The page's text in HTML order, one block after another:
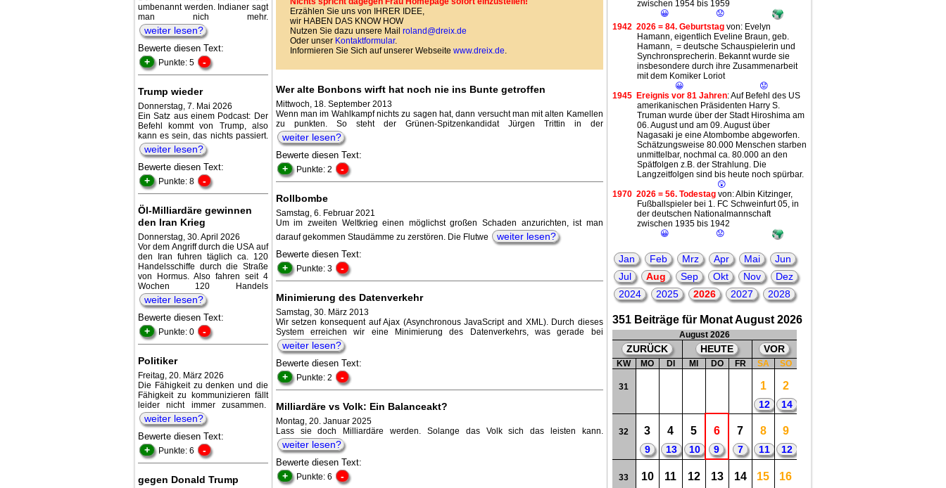
umbenannt werden. Indianer sagt
man nich mehr.
weiter lesen?
Bewerte diesen Text:
+ Punkte: 5 -
Trump wieder
Donnerstag, 7. Mai 2026
Ein Satz aus einem Podcast: Der
Befehl kommt von Trump, also
kann es sein, das nichts passiert.
weiter lesen?
Bewerte diesen Text:
+ Punkte: 8 -
Öl-Milliardäre gewinnen
den Iran Krieg
Donnerstag, 30. April 2026
Vor dem Angriff durch die USA auf
den Iran fuhren täglich ca. 120
Handelsschiffe durch die Straße
von Hormus. Also fahren seit 4
Wochen 120 Handels
weiter lesen?
Bewerte diesen Text:
+ Punkte: 0 -
Politiker
Freitag, 20. März 2026
Die Fähigkeit zu denken und die
Fähigkeit zu kommunizieren fällt
leider nicht immer zusammen.
weiter lesen?
Bewerte diesen Text:
+ Punkte: 6 -
gegen Donald Trump
Erzählen Sie uns von IHRER IDEE,
wir HABEN DAS KNOW HOW
Nutzen Sie dazu unsere Mail roland@dreix.de
Oder unser Kontaktformular.
Informieren Sie Sich auf unserer Webseite www.dreix.de
Wer alte Bonbons wirft hat noch nie ins Bunte getroffen
Mittwoch, 18. September 2013
Wenn man im Wahlkampf nichts zu sagen hat, dann versucht man mit alten Kamellen
zu punkten. So steht der Grünen-Spitzenkandidat Jürgen Trittin in der
weiter lesen?
Bewerte diesen Text:
+ Punkte: 2 -
Rollbombe
Samstag, 6. Februar 2021
Um im zweiten Weltkrieg einen möglichst großen Schaden anzurichten, ist man
darauf gekommen Staudämme zu zerstören. Die Flutwe
weiter lesen?
Bewerte diesen Text:
+ Punkte: 3 -
Minimierung des Datenverkehr
Samstag, 30. März 2013
Wir setzen konsequent auf Ajax (Asynchronous JavaScript and XML). Durch dieses
System erreichen wir eine Minimierung des Datenverkehrs, was gerade bei
weiter lesen?
Bewerte diesen Text:
+ Punkte: 2 -
Milliardäre vs Volk: Ein Balanceakt?
Montag, 20. Januar 2025
Lass sie doch Milliardäre werden. Solange das Volk sich das leisten kann.
weiter lesen?
Bewerte diesen Text:
+ Punkte: 6 -
zwischen 1954 bis 1959
😀
😟
1942 2026 = 84. Geburtstagvon: Evelyn
Hamann, eigentlich Eveline Braun, geb.
Hamann, = deutsche Schauspielerin und
Synchronsprecherin. Bekannt wurde sie
insbesondere durch ihre Zusammenarbeit
mit dem Komiker Loriot
😀
😟
1945 Ereignis vor 81 Jahren: Auf Befehl des US
amerikanischen Präsidenten Harry S.
Truman wurde über der Stadt Hiroshima am
06. August und am 09. August über
Nagasaki je eine Atombombe abgeworfen.
Schätzungsweise 80.000 Menschen starben
unmittelbar, nochmal ca. 80.000 an den
Spätfolgen z.B. der Strahlung. Die
Langzeitfolgen sind bis heute noch spürbar.
😲
1970 2026 = 56. Todestagvon: Albin Kitzinger,
Fußballspieler bei 1. FC Schweinfurt 05, in
der deutschen Nationalmannschaft
zwischen 1935 bis 1942
😀
😟
Weidenfeller, Fußballspieler bei Borussia
Dortmund, in der deutschen
Nationalmannschaft zwischen 2013 bis
2015
😀
Fußballspieler bei Ajax Amsterdam,
Eintracht Frankfurt, in der deutschen
Nationalmannschaft zwischen 2017 bis
2021
😀
Jan Feb Mrz Apr Mai
Jun
Jul
Aug Sep Okt Nov
Dez
2024
2025 2026 2027 2028
351 Beiträge für Monat August 2026
August 2026
ZURÜCK HEUTE VOR
KW MO DI MI DO FR SA SO
31 1
12
2
14
32 3
9
4
13
5
10
6
9
7
7
8
11
9
12
33 10 11 12 13 14 15 16